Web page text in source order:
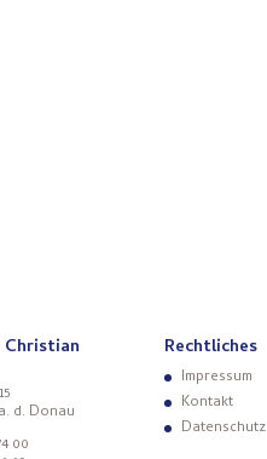
Christian
d. Donau
00
Rechtliches
Impressum
Kontakt
Datenschutz